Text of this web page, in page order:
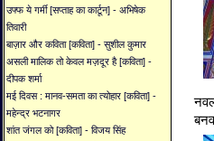
उफ्फ ये गर्मी [सप्ताह का कार्टून] - अभिषेक
तिवारी
बाज़ार और कविता [कविता] - सुशील कुमार
असली मालिक तो केवल मज़दूर है [कविता] -
दीपक शर्मा
मई दिवस : मानव-समता का त्योहार [कविता] -
महेन्द्र भटनागर
शांत जंगल को [कविता] - विजय सिंह